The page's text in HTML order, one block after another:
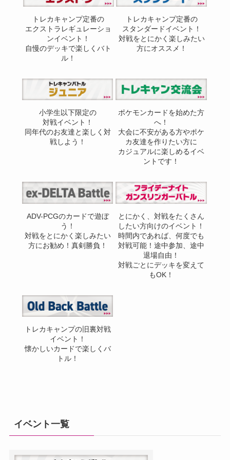
トレカキャンプ定番の
エクストラレギュレーショ
ンイベント！
自慢のデッキで楽しくバト
ル！
トレカキャンプ定番の
スタンダードイベント！
対戦をとにかく楽しみたい
方にオススメ！
小学生以下限定の
対戦イベント！
同年代のお友達と楽しく対
戦しよう！
ポケモンカードを始めた方
へ！
大会に不安がある方やポケ
カ友達を作りたい方に
カジュアルに楽しめるイベ
ントです！
ADV-PCGのカードで遊ぼ
う！
対戦をとにかく楽しみたい
方にお勧め！真剣勝負！
とにかく、対戦をたくさん
したい方向けのイベント！
時間内であれば、何度でも
対戦可能！途中参加、途中
退場自由！
対戦ごとにデッキを変えて
もOK！
トレカキャンプの旧裏対戦
イベント！
懐かしいカードで楽しくバ
トル！
イベント一覧